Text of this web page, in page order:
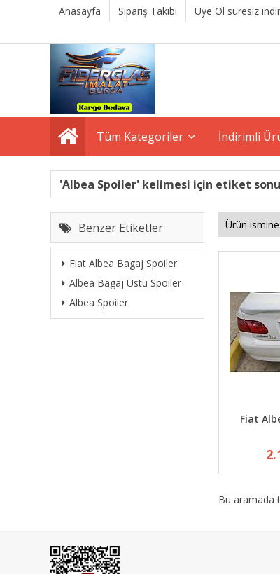
Anasayfa Sipariş Takibi Üye Ol süresiz
Tüm Kategoriler İndirimli
'Albea Spoiler' kelimesi için etiket
Benzer Etiketler
Fiat Albea Bagaj Spoiler
Albea Bagaj Üstü Spoiler
Albea Spoiler
Fiat
Bu aramada